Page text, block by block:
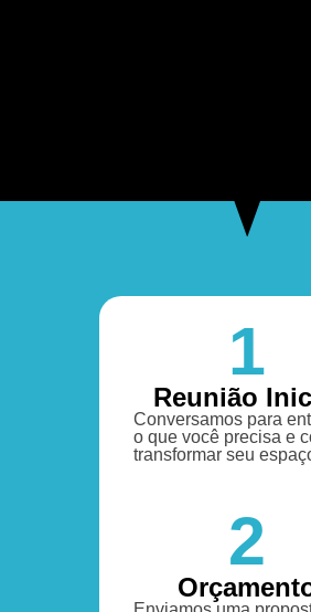
1
Reunião
Conversamos para
o que você precisa e
transformar seu
2